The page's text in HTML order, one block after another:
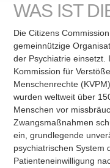
WAS IST
Die Citizens
gemeinnützige
der Psychiatrie einsetzt.
Kommission für
Menschenrechte
wurden weltweit über
Menschen vor
Zwangsmaßnahmen
ein, grundlegende
psychiatrischen System
Patienteneinwilligung